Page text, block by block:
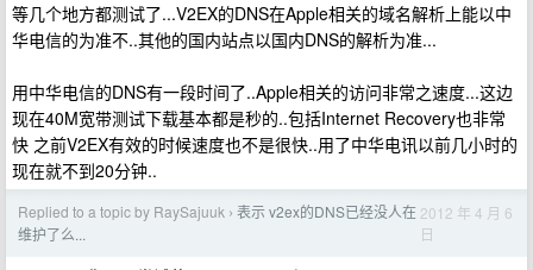
等几个地方都测试了...V2EX的DNS在Apple相关的域名解析上能以中
华电信的为准不..其他的国内站点以国内DNS的解析为准...
用中华电信的DNS有一段时间了..Apple相关的访问非常之速度...这边
现在40M宽带测试下载基本都是秒的..包括Internet Recovery也非常
快 之前V2EX有效的时候速度也不是很快..用了中华电讯以前几小时的
现在就不到20分钟..
Replied to a topic by RaySajuuk › 表示 v2ex的DNS已经没人在
维护了么...
2012 年 4 月 6
日